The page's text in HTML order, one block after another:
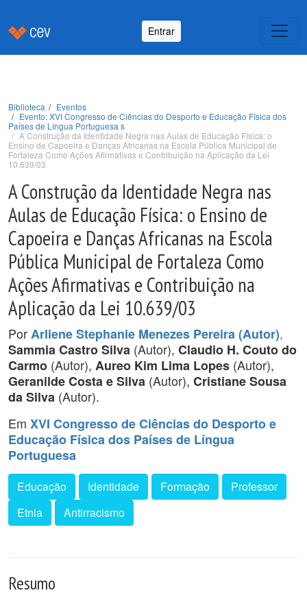
Entrar
Biblioteca
Eventos
Evento: XVI Congresso de Ciências do Desporto e Educação Física dos
Países de Língua Portuguesa s
A Construção da Identidade Negra nas Aulas de Educação Física: o
Ensino de Capoeira e Danças Africanas na Escola Pública Municipal de
Fortaleza Como Ações Afirmativas e Contribuição na Aplicação da Lei
10.639/03
A Construção da Identidade Negra nas
Aulas de Educação Física: o Ensino de
Capoeira e Danças Africanas na Escola
Pública Municipal de Fortaleza Como
Ações Afirmativas e Contribuição na
Aplicação da Lei 10.639/03
PorArliene Stephanie Menezes Pereira (Autor),
Sammia Castro Silva (Autor), Claudio H. Couto do
Carmo (Autor), Aureo Kim Lima Lopes (Autor),
Geranilde Costa e Silva (Autor), Cristiane Sousa
da Silva (Autor).
Em XVI Congresso de Ciências do Desporto e
Educação Física dos Países de Língua
Portuguesa
Educação Identidade Formação
Professor
Etnia
Antirracismo
Resumo